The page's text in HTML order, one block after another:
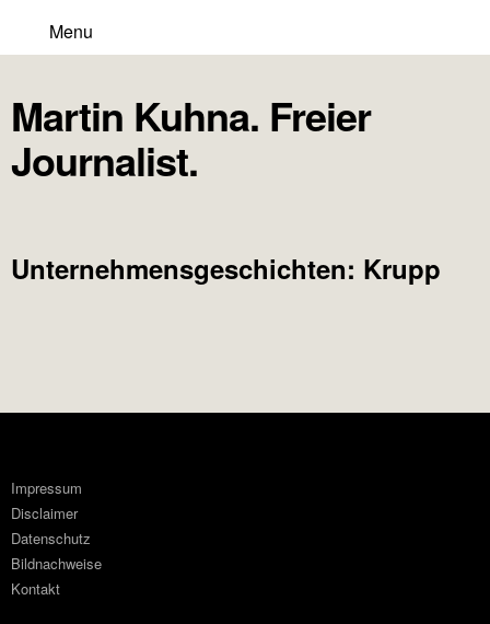
Menu
Martin Kuhna. Freier
Journalist.
Unternehmensgeschichten: Krupp
Impressum
Disclaimer
Datenschutz
Bildnachweise
Kontakt